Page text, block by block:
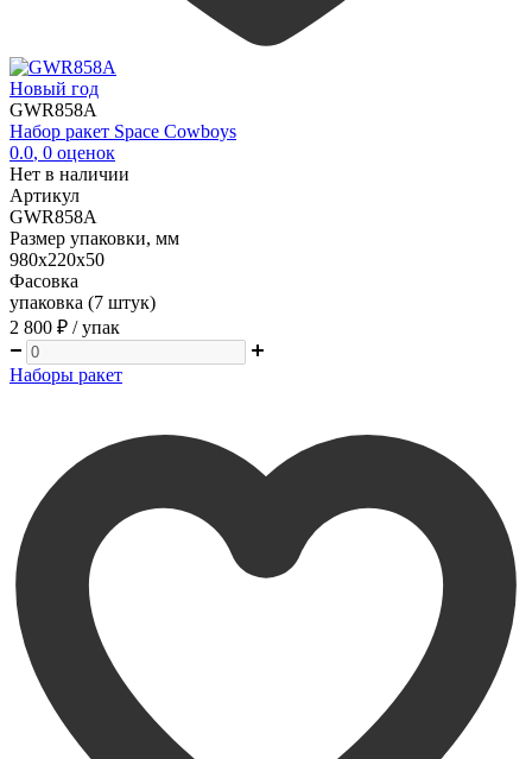
Новый год
GWR858A
Набор ракет Space Cowboys
0.0, 0 оценок
Нет в наличии
Артикул
GWR858A
Размер упаковки, мм
980х220х50
Фасовка
упаковка (7 штук)
2 800 ₽ / упак
Наборы ракет